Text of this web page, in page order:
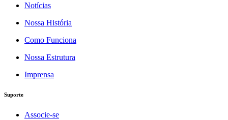
Notícias
Nossa História
Como Funciona
Nossa Estrutura
Imprensa
Suporte
Associe-se